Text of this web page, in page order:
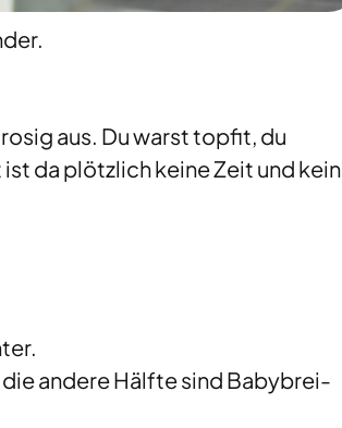
aus. Du warst topfit, du
da plötzlich keine Zeit und kein
andere Hälfte sind Babybrei-